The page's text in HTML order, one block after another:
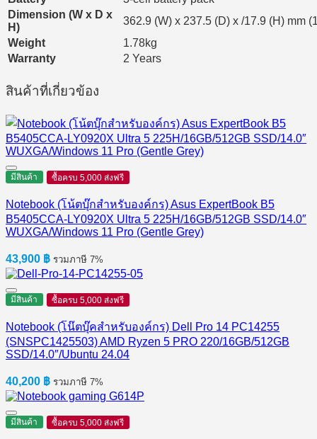
Dimension (W x D x
H)
362.9 (W) x 237.5 (D) x /17.9 (H) mm
Weight
1.78kg
Warranty
2 Years
สินค้าที่เกี่ยวข้อง
มีสินค้า ซื้อครบ 5,000 ส่งฟรี
Notebook (โน้ตบุ๊กสำหรับองค์กร) Asus ExpertBook B5
B5405CCA-LY0920X Ultra 5 225H/16GB/512GB SSD/14.0″
WUXGA/Windows 11 Pro (Gentle Grey)
43,900 ฿ รวมภาษี 7%
มีสินค้า ซื้อครบ 5,000 ส่งฟรี
Notebook (โน๊ตบุ๊คสำหรับองค์กร) Dell Pro 14 PC14255
(SNSPC1425503) AMD Ryzen 5 PRO 220/16GB/512GB
SSD/14.0″/Ubuntu 24.04
40,200 ฿ รวมภาษี 7%
มีสินค้า ซื้อครบ 5,000 ส่งฟรี